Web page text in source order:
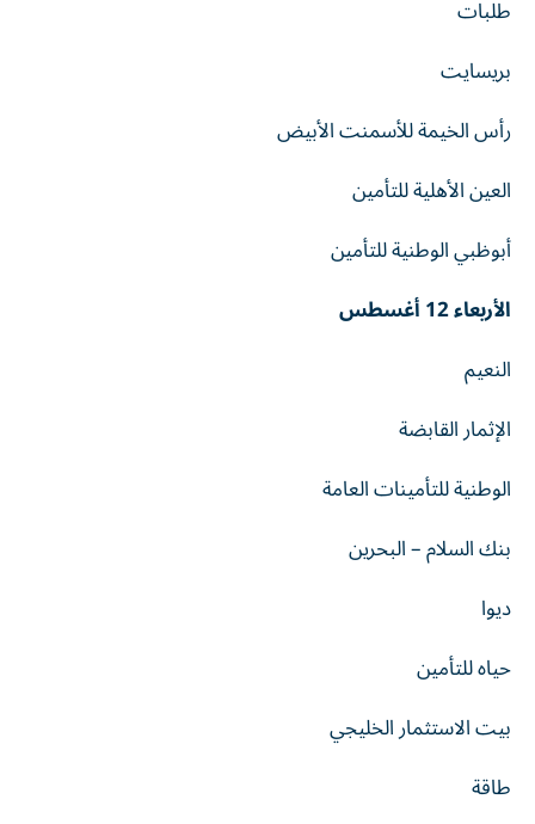
طلبات
بريسايت
رأس الخيمة للأسمنت الأبيض
العين الأهلية للتأمين
أبوظبي الوطنية للتأمين
الأربعاء 12 أغسطس
النعيم
الإثمار القابضة
الوطنية للتأمينات العامة
بنك السلام – البحرين
ديوا
حياه للتأمين
بيت الاستثمار الخليجي
طاقة